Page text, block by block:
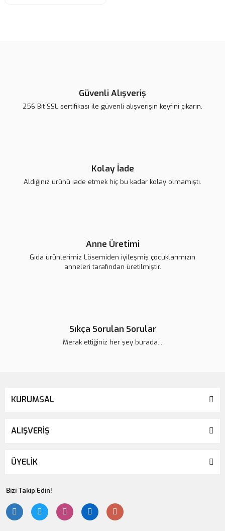
Güvenli Alışveriş
256 Bit SSL sertifikası ile güvenli alışverişin keyfini çıkarın.
Kolay İade
Aldığınız ürünü iade etmek hiç bu kadar kolay olmamıştı.
Anne Üretimi
Gıda ürünlerimiz Lösemiden iyileşmiş çocuklarımızın
anneleri tarafından üretilmiştir.
Sıkça Sorulan Sorular
Merak ettiğiniz her şey burada...
KURUMSAL
ALIŞVERİŞ
ÜYELİK
Bizi Takip Edin!